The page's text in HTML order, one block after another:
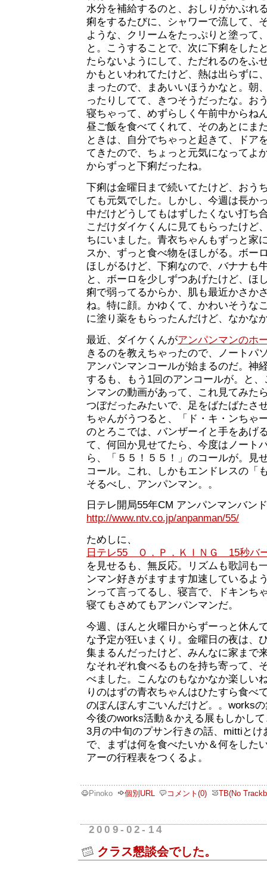
水分を補給するのと、おしりがかぶれ
痢をするたびに、シャワーで流して、
ような、クリームをたっぷりと塗って
と。こうすることで、次に下痢をした
たらないようにして、ただれるのをふ
かもといわれてたけど、熱は出らずに
まったので、まあいいほうかなと。朝
ったりしてて、きつそうだったな。お
寝ちゃって、めずらしく午前中からね
昼ご飯を食べてくれて、そのあとにま
ときは、自分でちゃっと起きて、ドア
てきたので、ちょっと元気になってよ
からずっと下痢だったね。
下痢は金曜日まで続いてたけど、おう
ても元気でした。しかし、今週は長か
中だけどうしてもはずしたくない打ち
こだけダイケくんに見てもらったけど
ちにいました。青衣ちゃんもずっと家
スか、ずっと食べ物をほしがる。ボー
ほしがるけど、下痢なので、バナナも
と、ボーロを少しずつあげたけど、ほ
痢で弱ってるからか、肌も最近かさか
ね。特に顔。かゆくて、かわいそうな
に塗り薬をもらったんだけど、なかな
最近、ダイケくんがアンパンマンのホ
きるのを教えちゃったので、ノートパ
アンパンマンコールが始まるのだ。神
するも、もう1回のアンコールが。と
ンマンの動画があって、これ見てみた
つぼだったみたいで、足をばたばたさ
ちゃんがうつると、「ド・キ・ンちゃ
のとろこでは、バンザーイと手をあげ
て、何回か見せてたら、今度はノート
ら、「５５！５５！」のコールが。見
コール。これ、しかもエンドレスの「
そるべし、アンパンマン。。
日テレ開局55年CM アンパンマンバン
http://www.ntv.co.jp/anpanman/55/
ためしに、
日テレ55 Ｏ．Ｐ．ＫＩＮＧ 15秒バ
を見せるも、無反応。リズムも歌詞も
ンマン好きがますます加速しているよ
ンって言ってるし、寝言で、ドキンち
寝てもさめてもアンパンマンだ。
今週、ほんと火曜日からずーっと休ん
な予定が狂いまくり。金曜日の夜は、
集まるんだったけど、みんなに家まで
なそれぞれ食べるものを持ち寄って、
べました。こんなのもなかなか楽しい
りのはずの青衣ちゃんはひたすら食べ
のぽんぽんすごいんだけど。。works
今後のworks活動＆かえる展もしかし
3月の中旬のプサン行きの話、mittiと
で、まずは何を食べたいか＆何をした
アーの行程表をつくるよ。
Pinoko 個別URL コメント(0) TB(No
2009-02-14
クラス懇談会でした。